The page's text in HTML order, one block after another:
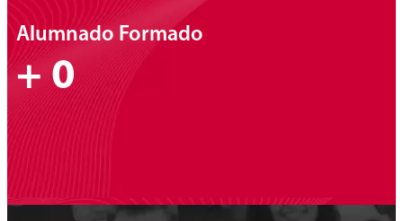
Alumnado Formado
+ 0